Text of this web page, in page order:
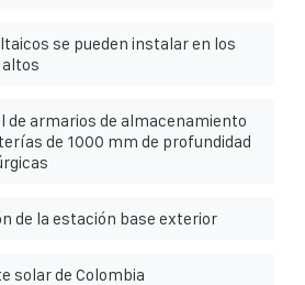
se pueden instalar en los
altos
de armarios de almacenamiento
de 1000 mm de profundidad
de la estación base exterior
solar de Colombia